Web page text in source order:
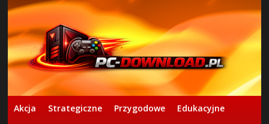
Akcja Strategiczne Przygodowe Edukacyjne